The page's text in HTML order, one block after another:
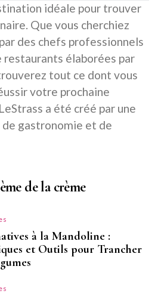
idéale pour trouver
Que vous cherchiez
des chefs professionnels
restaurants élaborées par
tout ce dont vous
votre prochaine
a été créé par une
de gastronomie et de
de la crème
à la Mandoline :
et Outils pour Trancher